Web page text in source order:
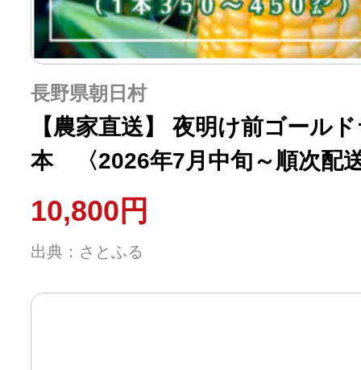
長野県朝日村
【農家直送】 夜明け前ゴール
本 〈2026年7月中旬～順次配
10,800円
出典：さとふる